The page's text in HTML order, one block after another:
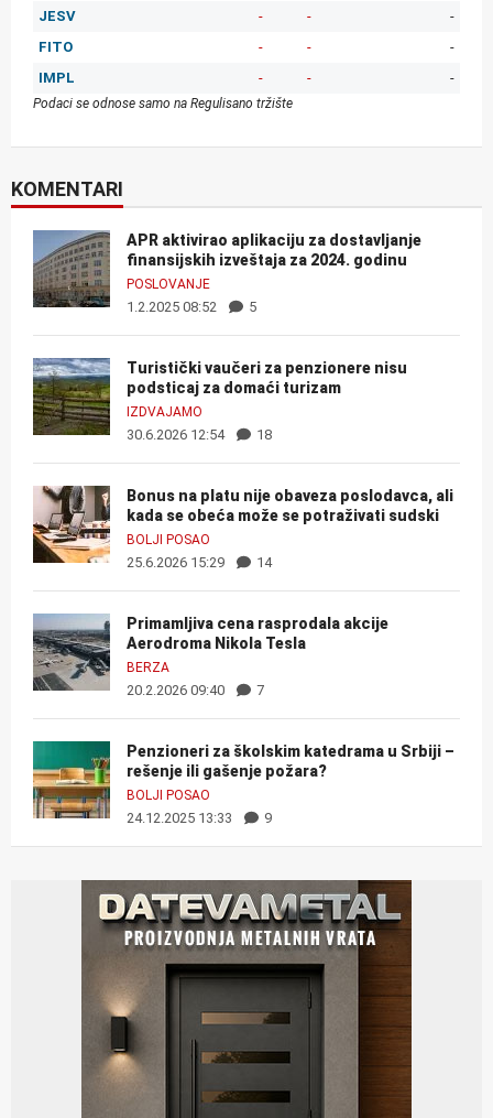
JESV
- -
-
FITO
- -
-
IMPL
- - -
Podaci se odnose samo na Regulisano tržište
KOMENTARI
APR aktivirao aplikaciju za dostavljanje
finansijskih izveštaja za 2024. godinu
POSLOVANJE
1.2.2025 08:52 5
Turistički vaučeri za penzionere nisu
podsticaj za domaći turizam
IZDVAJAMO
30.6.2026 12:54 18
Bonus na platu nije obaveza poslodavca, ali
kada se obeća može se potraživati sudski
BOLJI POSAO
25.6.2026 15:29 14
Primamljiva cena rasprodala akcije
Aerodroma Nikola Tesla
BERZA
20.2.2026 09:40 7
Penzioneri za školskim katedrama u Srbiji –
rešenje ili gašenje požara?
BOLJI POSAO
24.12.2025 13:33 9